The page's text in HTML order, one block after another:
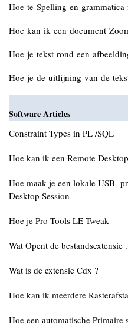
Hoe te Spelling en
Hoe kan ik een document
Hoe je tekst rond een
Hoe je de uitlijning van de
Software Articles
Constraint Types in PL /SQL
Hoe kan ik een Remote
Hoe maak je een lokale USB-
Desktop Session
Hoe je Pro Tools LE Tweak
Wat Opent de bestandsextensie
Wat is de extensie Cdx ?
Hoe kan ik meerdere
Hoe een automatische Primaire